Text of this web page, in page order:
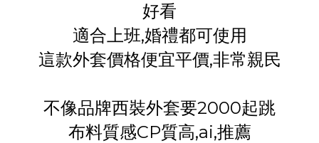
好看
適合上班,婚禮都可使用
這款外套價格便宜平價,非常親民
不像品牌西裝外套要2000起跳
布料質感CP質高,ai,推薦